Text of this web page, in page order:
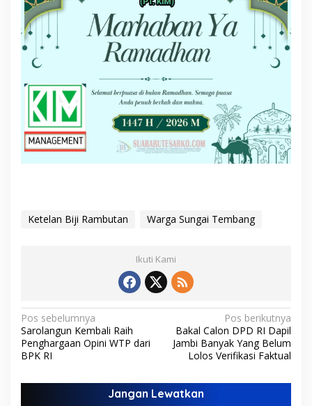
Ketelan Biji Rambutan Warga Sungai Tembang
Ikuti Kami
N
a
v
i
Pos sebelumnya
Sarolangun Kembali Raih
Penghargaan Opini WTP dari
BPK RI
Pos berikutnya
Bakal Calon DPD RI Dapil
Jambi Banyak Yang Belum
Lolos Verifikasi Faktual
Jangan Lewatkan